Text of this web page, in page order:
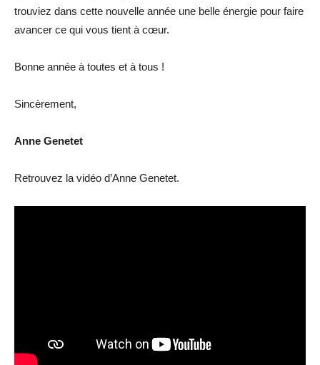
trouviez dans cette nouvelle année une belle énergie pour faire
avancer ce qui vous tient à cœur.
Bonne année à toutes et à tous !
Sincèrement,
Anne Genetet
Retrouvez la vidéo d’Anne Genetet.